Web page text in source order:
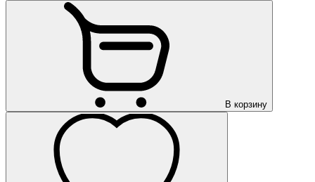
В корзину